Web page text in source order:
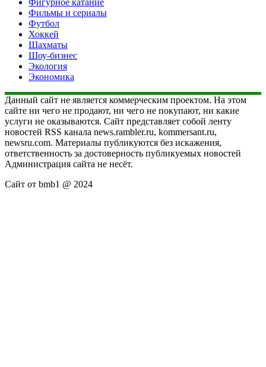
Фильмы и сериалы
Футбол
Хоккей
Шахматы
Шоу-бизнес
Экология
Экономика
Данный сайт не является коммерческим проектом. На этом
сайте ни чего не продают, ни чего не покупают, ни какие
услуги не оказываются. Сайт представляет собой ленту
новостей RSS канала news.rambler.ru, kommersant.ru,
newsru.com. Материалы публикуются без искажения,
ответственность за достоверность публикуемых новостей
Администрация сайта не несёт.
Сайт от bmb1 @ 2024